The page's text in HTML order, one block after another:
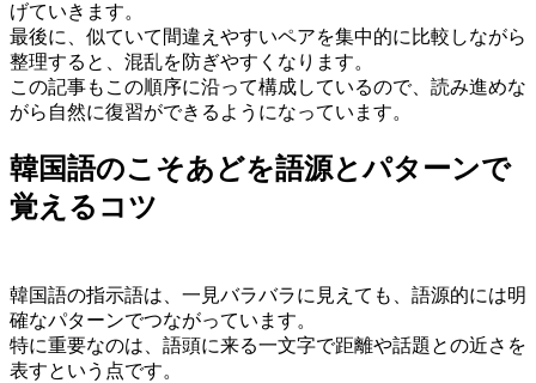
げていきます。
最後に、似ていて間違えやすいペアを集中的に比較しながら
整理すると、混乱を防ぎやすくなります。
この記事もこの順序に沿って構成しているので、読み進めな
がら自然に復習ができるようになっています。
韓国語のこそあどを語源とパターンで
覚えるコツ
韓国語の指示語は、一見バラバラに見えても、語源的には明
確なパターンでつながっています。
特に重要なのは、語頭に来る一文字で距離や話題との近さを
表すという点です。